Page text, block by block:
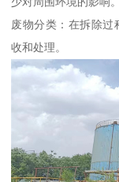
废物分类：在拆除过
收和处理。